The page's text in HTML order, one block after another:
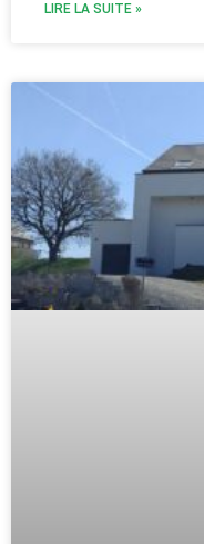
LIRE LA SUITE »